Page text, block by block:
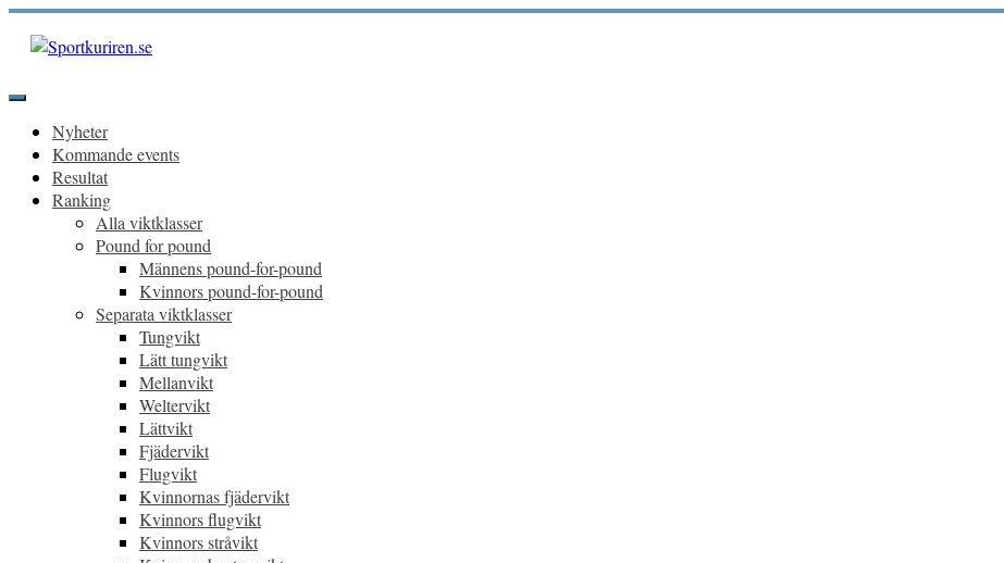
Hoppa
innehåll
Primär
Nyheter
Kommande events
Resultat
Ranking
Alla viktklasser
Pound for pound
Männens pound-for-pound
Kvinnors pound-for-pound
Separata viktklasser
Tungvikt
Lätt tungvikt
Mellanvikt
Weltervikt
Lättvikt
Fjädervikt
Flugvikt
Kvinnornas fjädervikt
Kvinnors flugvikt
Kvinnors stråvikt